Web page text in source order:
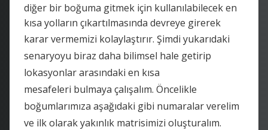
diğer bir boğuma gitmek için kullanılabilecek en
kısa yolların çıkartılmasında devreye girerek
karar vermemizi kolaylaştırır. Şimdi yukarıdaki
senaryoyu biraz daha bilimsel hale getirip
lokasyonlar arasındaki en kısa
mesafeleri bulmaya çalışalım. Öncelikle
boğumlarımıza aşağıdaki gibi numaralar verelim
ve ilk olarak yakınlık matrisimizi oluşturalım.